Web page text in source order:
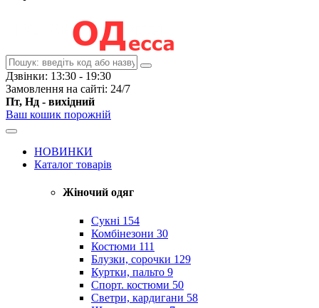
Дзвінки: 13:30 - 19:30
Замовлення на сайті: 24/7
Пт, Нд - вихідний
Ваш кошик порожній
НОВИНКИ
Каталог товарів
Жіночий одяг
Сукні 154
Комбінезони 30
Костюми 111
Блузки, сорочки 129
Куртки, пальто 9
Спорт. костюми 50
Светри, кардигани 58